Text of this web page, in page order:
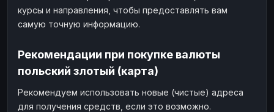
курсы и направления, чтобы предоставлять вам
самую точную информацию.
Рекомендации при покупке валюты
польский злотый (карта)
Рекомендуем использовать новые (чистые) адреса
для получения средств, если это возможно.